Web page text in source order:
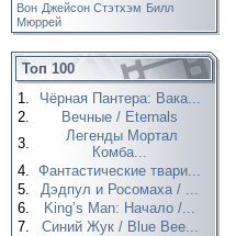
Вон Джейсон Стэтхэм Билл
Мюррей
Топ 100
1.
Чёрная Пантера: Вака...
2.
Вечные / Eternals
3.
Легенды Мортал
Комба...
4. Фантастические твари...
5.
Дэдпул и Росомаха / ...
6.
King’s Man: Начало /...
7.
Синий Жук / Blue Bee...